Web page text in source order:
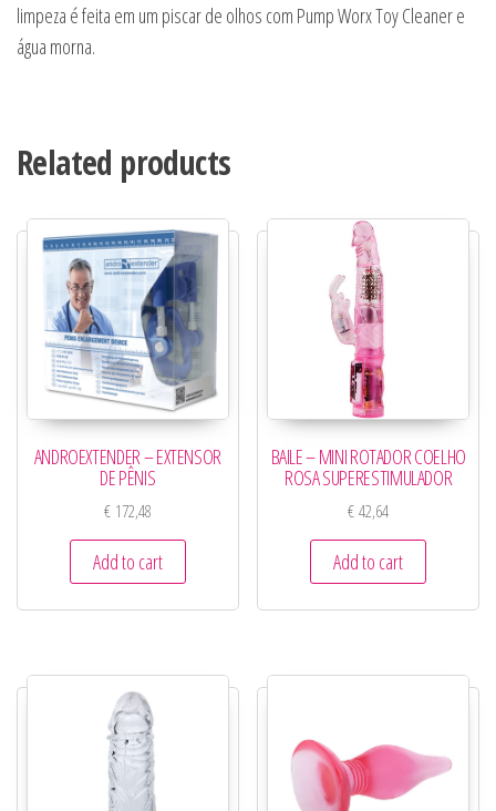
limpeza é feita em um piscar de olhos com Pump Worx Toy Cleaner e
água morna.
Related products
ANDROEXTENDER – EXTENSOR
DE PÊNIS
€172,48
Add to cart
BAILE – MINI ROTADOR COELHO
ROSA SUPERESTIMULADOR
€42,64
Add to cart